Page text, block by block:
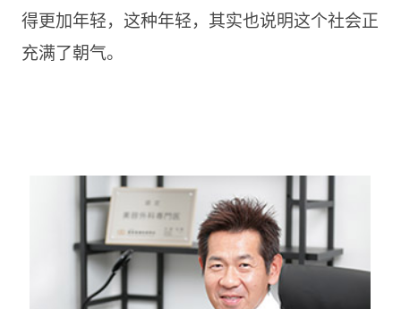
得更加年轻，这种年轻，其实也说明这个社会正
充满了朝气。